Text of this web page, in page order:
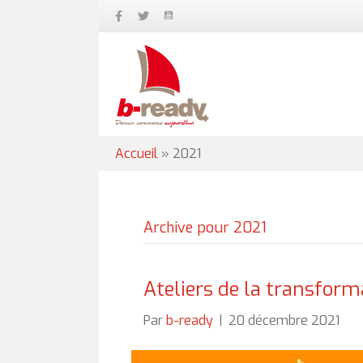
Accueil » 2021
Archive pour 2021
Ateliers de la
Par b-ready 20 décembre 2021